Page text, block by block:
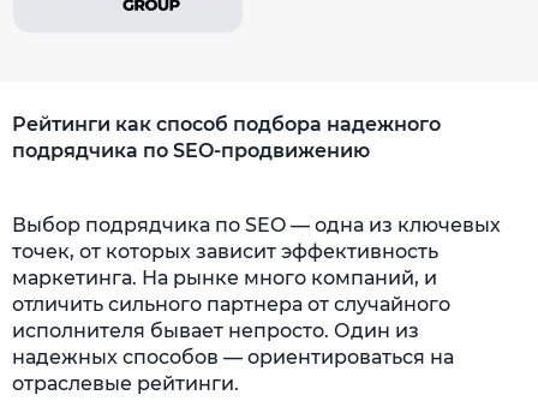
Рейтинги как способ подбора надежного
подрядчика по SEO-продвижению
Выбор подрядчика по SEO — одна из ключевых
точек, от которых зависит эффективность
маркетинга. На рынке много компаний, и
отличить сильного партнера от случайного
исполнителя бывает непросто. Один из
надежных способов — ориентироваться на
отраслевые рейтинги.